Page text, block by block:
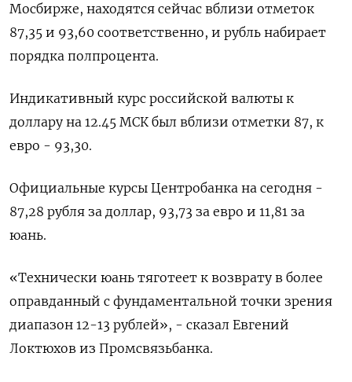
Мосбирже, находятся сейчас вблизи отметок
87,35 и 93,60 соответственно, и рубль набирает
порядка полпроцента.
Индикативный курс российской валюты к
доллару на 12.45 МСК был вблизи отметки 87, к
евро - 93,30.
Официальные курсы Центробанка на сегодня -
87,28 рубля за доллар, 93,73 за евро и 11,81 за
юань.
«Технически юань тяготеет к возврату в более
оправданный с фундаментальной точки зрения
диапазон 12-13 рублей», - сказал Евгений
Локтюхов из Промсвязьбанка.